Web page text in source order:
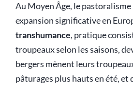
Au Moyen Âge, le pastoralisme
expansion significative en
transhumance, pratique
troupeaux selon les saisons,
bergers mènent leurs
pâturages plus hauts en été, et